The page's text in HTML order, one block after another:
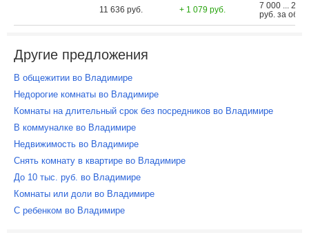
11 636 руб. + 1 079 руб.
7 000 ... 25
руб. за
Другие предложения
В общежитии во Владимире
Недорогие комнаты во Владимире
Комнаты на длительный срок без посредников во Владимире
В коммуналке во Владимире
Недвижимость во Владимире
Снять комнату в квартире во Владимире
До 10 тыс. руб. во Владимире
Комнаты или доли во Владимире
С ребенком во Владимире